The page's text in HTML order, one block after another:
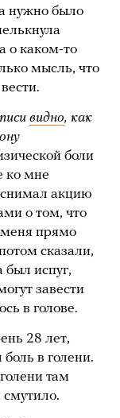
нужно было
о каком-то
мысль, что
видно, как
боли
ко мне
акцию
о том, что
меня прямо
сказали,
был испуг,
завести
в голове.
28 лет,
в голени.
там
смутило.